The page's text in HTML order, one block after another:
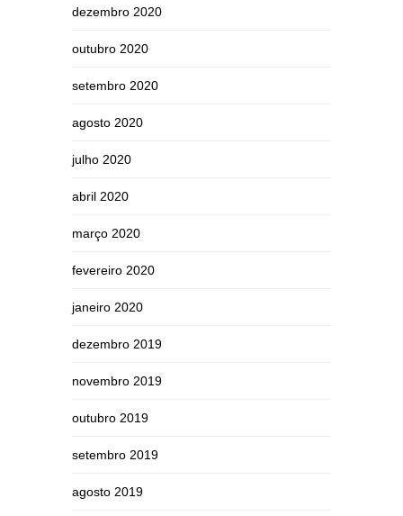
dezembro 2020
outubro 2020
setembro 2020
agosto 2020
julho 2020
abril 2020
março 2020
fevereiro 2020
janeiro 2020
dezembro 2019
novembro 2019
outubro 2019
setembro 2019
agosto 2019